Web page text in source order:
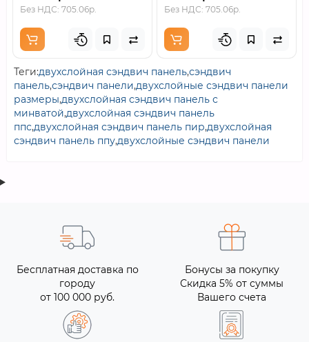
Без НДС: 705.06р.
Без НДС: 705.06р.
Теги:двухслойная сэндвич панель,сэндвич
панель,сэндвич панели,двухслойные сэндвич панели
размеры,двухслойная сэндвич панель с
минватой,двухслойная сэндвич панель
ппс,двухслойная сэндвич панель пир,двухслойная
сэндвич панель ппу,двухслойные сэндвич панели
Бесплатная доставка по
городу
от 100 000 руб.
Бонусы за покупку
Скидка 5% от суммы
Вашего счета